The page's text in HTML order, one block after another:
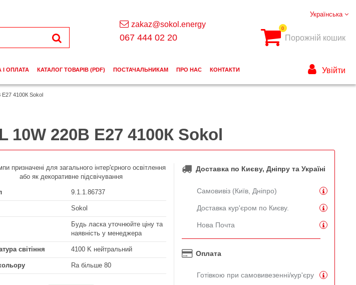
E27 4100К Sokol
10W 220В E27 4100К Sokol
призначені для загального інтер'єрного освітлення
або як декоративне підсвічування
9.1.1.86737
Sokol
Будь ласка уточнюйте ціну та
наявність у менеджера
світіння 4100 K нейтральний
Ra більше 80
Доставка по Києву, Дніпру та Україні
Самовивіз (Київ, Дніпро)
Доставка кур'єром по Києву.
Нова Почта
Оплата
Готівкою при самовивезенні/кур'єру
Українська
zakaz@sokol.energy
067 444 02 20
0
Порожній кошик
І ОПЛАТА КАТАЛОГ ТОВАРІВ (PDF) ПОСТАЧАЛЬНИКАМ ПРО НАС КОНТАКТИ Увійти